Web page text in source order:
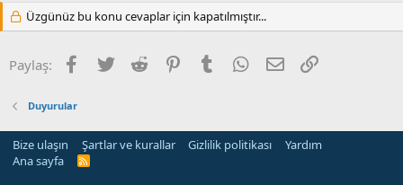
Üzgünüz bu konu cevaplar için kapatılmıştır...
Paylaş: Facebook
Twitter Reddit PinterestTumblr WhatsApp
E-posta
Duyurular
Bize ulaşın Şartlar ve kurallar Gizlilik politikası
Yardım
Ana sayfa
R